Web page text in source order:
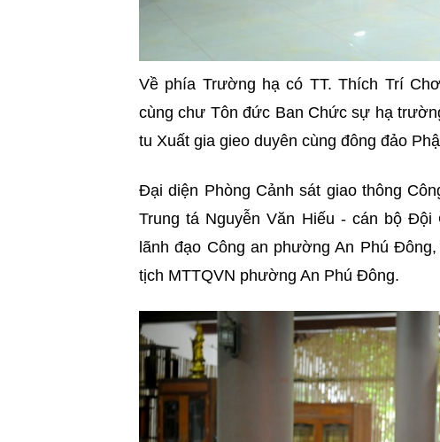
Về phía Trường hạ có TT. Thích Trí
cùng chư Tôn đức Ban Chức sự hạ
tu Xuất gia gieo duyên cùng đông đảo
Đại diện Phòng Cảnh sát giao thông
Trung tá Nguyễn Văn Hiếu - cán bộ
lãnh đạo Công an phường An Phú
tịch MTTQVN phường An Phú Đông.